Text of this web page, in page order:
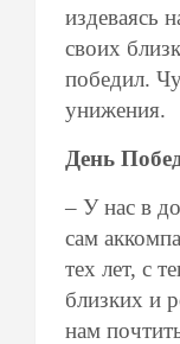
издеваясь
своих
победил.
унижения.
День
– У нас в
сам
тех лет, с
близких и
нам